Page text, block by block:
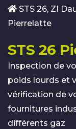
STS 26, ZI
Pierrelatte
STS 26
Inspection de
poids lourds et
vérification de
fournitures
différents gaz